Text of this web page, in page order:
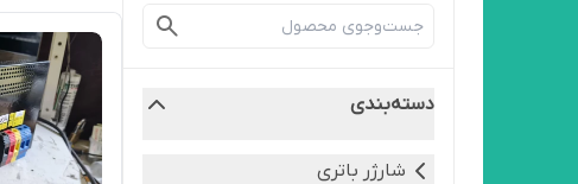
دسته‌بندی
شارژر باتری